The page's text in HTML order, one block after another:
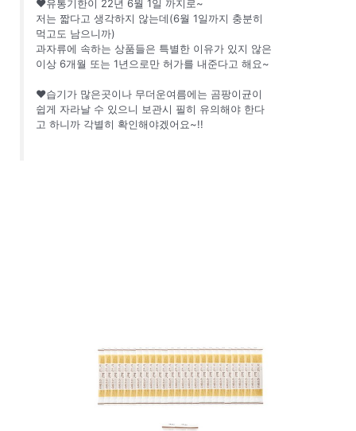
❤유통기한이 22년 6월 1일 까지로~
저는 짧다고 생각하지 않는데(6월 1일까지 충분히
먹고도 남으니까)
과자류에 속하는 상품들은 특별한 이유가 있지 않은
이상 6개월 또는 1년으로만 허가를 내준다고 해요~
❤습기가 많은곳이나 무더운여름에는 곰팡이균이
쉽게 자라날 수 있으니 보관시 필히 유의해야 한다
고 하니까 각별히 확인해야겠어요~!!